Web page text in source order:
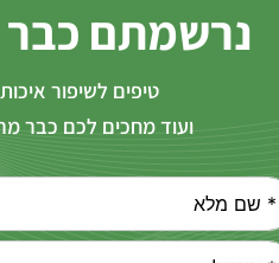
נרשמתם כבר
טיפים לשיפור
ועוד מחכים לכם כבר